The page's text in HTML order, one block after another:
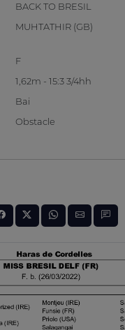
BACK TO BRESIL
MUHTATHIR (GB)
F
1,62m - 15:3 3/4hh
Bai
Obstacle